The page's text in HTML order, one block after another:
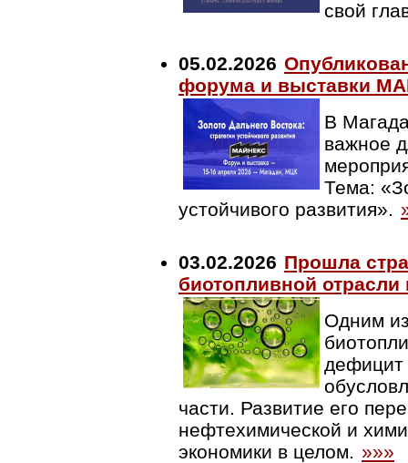
свой
05.02.2026
форума и выставки
В
важное
Тема:
устойчивого развития».
03.02.2026 Прошла
биотопливной отрасли
Одним
дефицит
части. Развитие его
нефтехимической и
экономики в целом. »»»